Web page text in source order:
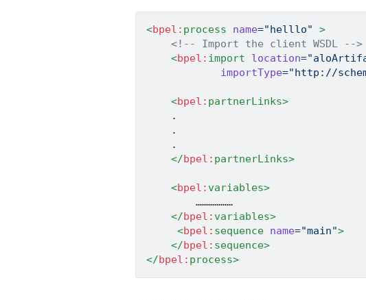
<bpel: process name="helllo"
>
<!-- Import the client WSDL -->
<bpel: import location="
importType="http://
<bpel: partnerLinks>
</bpel: partnerLinks>
<bpel: variables>
        ………………
</bpel: variables>
<bpel: sequence name="main">
</bpel: sequence>
</bpel: process>